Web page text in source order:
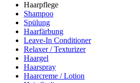
Haarpflege
Shampoo
Spülung
Haarfärbung
Leave-In Conditioner
Relaxer / Texturizer
Haargel
Haarspray
Haarcreme / Lotion